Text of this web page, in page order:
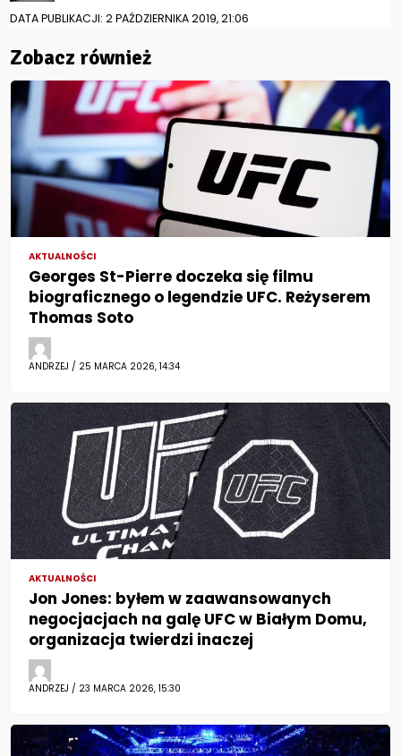
DATA PUBLIKACJI: 2 PAŹDZIERNIKA 2019, 21:06
Zobacz również
AKTUALNOŚCI
Georges St-Pierre doczeka się filmu
biograficznego o legendzie UFC. Reżyserem
Thomas Soto
ANDRZEJ / 25 MARCA 2026, 14:34
AKTUALNOŚCI
Jon Jones: byłem w zaawansowanych
negocjacjach na galę UFC w Białym Domu,
organizacja twierdzi inaczej
ANDRZEJ / 23 MARCA 2026, 15:30